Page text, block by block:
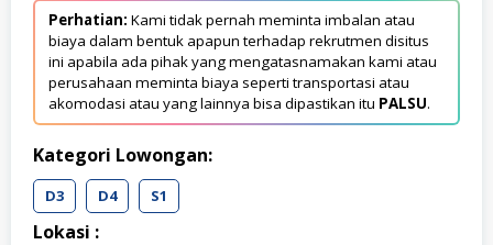
Perhatian: Kami tidak pernah meminta imbalan atau
biaya dalam bentuk apapun terhadap rekrutmen disitus
ini apabila ada pihak yang mengatasnamakan kami atau
perusahaan meminta biaya seperti transportasi atau
akomodasi atau yang lainnya bisa dipastikan itu PALSU.
Kategori Lowongan:
D3 D4 S1
Lokasi :